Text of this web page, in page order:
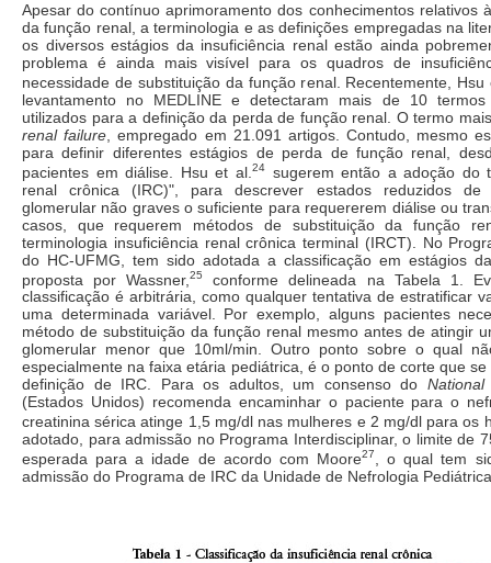
Apesar do contínuo aprimoramento dos conhecimentos relativos
da função renal, a terminologia e as definições empregadas na
os diversos estágios da insuficiência renal estão ainda
problema é ainda mais visível para os quadros de
necessidade de substituição da função renal. Recentemente, Hsu
levantamento no MEDLINE e detectaram mais de 10
utilizados para a definição da perda de função renal. O termo
renal failure , empregado em 21.091 artigos. Contudo, mesmo
para definir diferentes estágios de perda de função renal,
pacientes em diálise. Hsu et al. 24sugerem então a adoção do
renal crônica (IRC)", para descrever estados reduzidos
glomerular não graves o suficiente para requererem diálise ou
casos, que requerem métodos de substituição da função
terminologia insuficiência renal crônica terminal (IRCT). No
do HC-UFMG, tem sido adotada a classificação em estágios
proposta por Wassner,25
conforme delineada na Tabela 1.
classificação é arbitrária, como qualquer tentativa de estratificar
uma determinada variável. Por exemplo, alguns pacientes
método de substituição da função renal mesmo antes de atingir
glomerular menor que 10ml/min. Outro ponto sobre o qual
especialmente na faixa etária pediátrica, é o ponto de corte que
definição de IRC. Para os adultos, um consenso do
(Estados Unidos) recomenda encaminhar o paciente para o
creatinina sérica atinge 1,5 mg/dl nas mulheres e 2 mg/dl para os
adotado, para admissão no Programa Interdisciplinar, o limite de
esperada para a idade de acordo com Moore27
, o qual tem
admissão do Programa de IRC da Unidade de Nefrologia